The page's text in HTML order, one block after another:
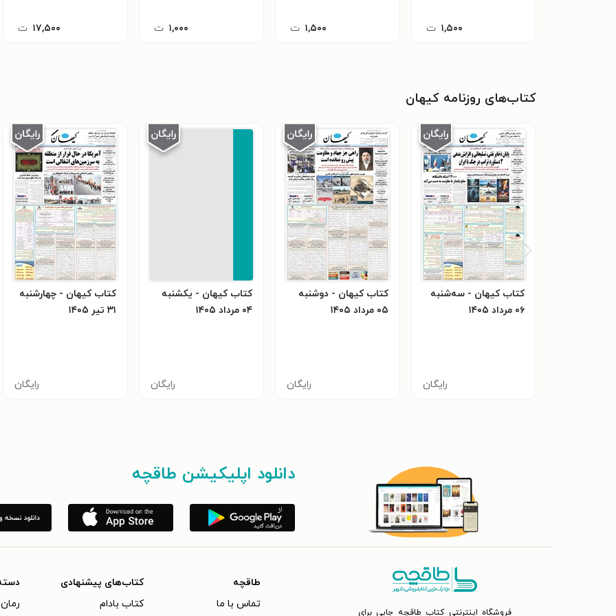
۱,۵۰۰ ت ۱,۵۰۰ ت ۱,۰۰۰ ت ۱۷,۵۰۰ ت
کتاب‌های روزنامه کیهان
کتاب کیهان - سه‌شنبه
۰۶ مرداد ۱۴۰۵
رایگان
کتاب کیهان - دوشنبه
۰۵ مرداد ۱۴۰۵
رایگان
کتاب کیهان - يکشنبه
۰۴ مرداد ۱۴۰۵
رایگان
کتاب کیهان - چهارشنبه
۳۱ تير ۱۴۰۵
رایگان
دانلود اپلیکیشن طاقچه
فروشگاه اینترنتی کتاب طاقچه جایی برای
طاقچه
تماس با ما
کتاب‌های پیشنهادی
کتاب بادام